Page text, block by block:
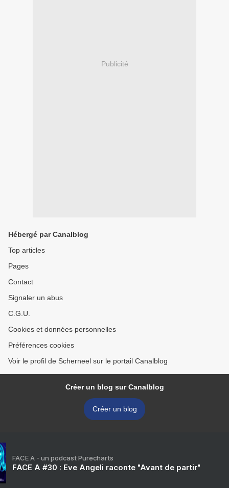
Publicité
Hébergé par Canalblog
Top articles
Pages
Contact
Signaler un abus
C.G.U.
Cookies et données personnelles
Préférences cookies
Voir le profil de Scherneel sur le portail Canalblog
Créer un blog sur Canalblog
Créer un blog
FACE A - un podcast Purecharts
FACE A #30 : Eve Angeli raconte "Avant de partir"